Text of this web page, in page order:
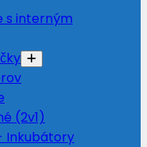
s interným
(2v1)
Inkubátory